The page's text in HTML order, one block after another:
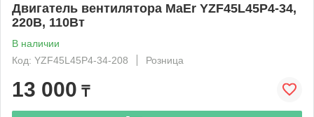
Двигатель вентилятора MaEr YZF45L45P4-34,
220В, 110Вт
В наличии
Код: YZF45L45P4-34-208
Розница
13 000 ₸